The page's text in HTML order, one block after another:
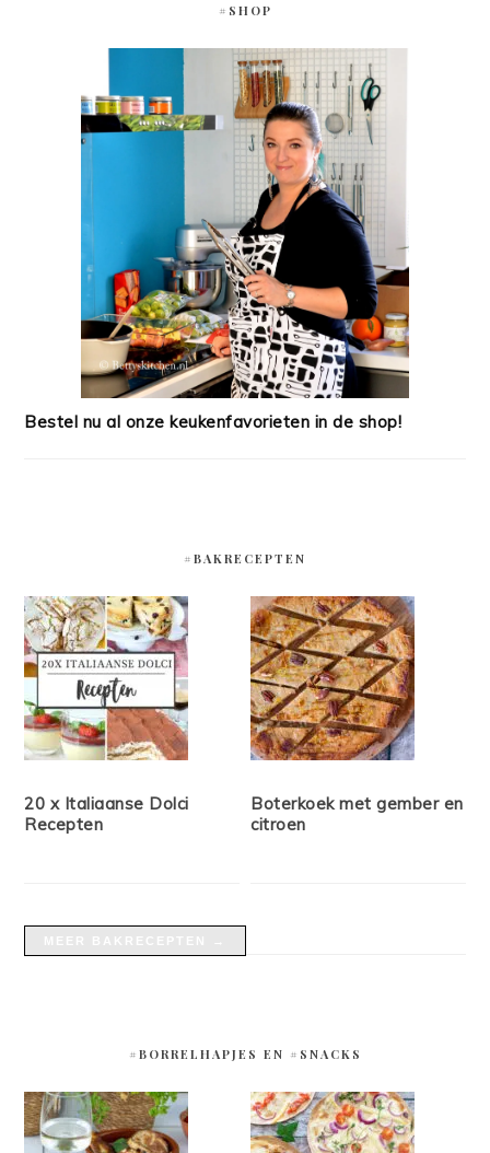
#SHOP
Bestel nu al onze keukenfavorieten in de shop!
#BAKRECEPTEN
20 x Italiaanse Dolci
Recepten
Boterkoek met gember en
citroen
#BORRELHAPJES EN #SNACKS